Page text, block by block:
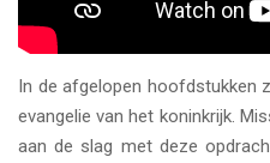
In de afgelopen hoofdstukken
evangelie van het koninkrijk.
aan de slag met deze